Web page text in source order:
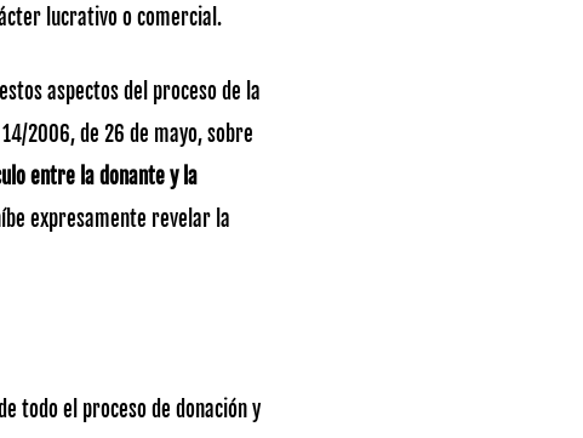
lucrativo o comercial.
aspectos del proceso de la
2006, de 26 de mayo, sobre
entre la donante y la
expresamente revelar la
todo el proceso de donación y